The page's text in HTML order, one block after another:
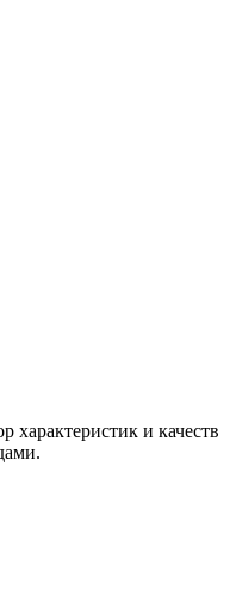
характеристик и качеств